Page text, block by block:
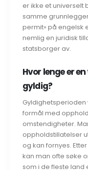
er ikke et
samme
permit» på engelsk
nemlig en juridisk
statsborger av.
Hvor lenge er
gyldig?
formål med
omstendigheter.
oppholdstillatelser
og kan fornyes.
kan man ofte søke
som i de fleste land